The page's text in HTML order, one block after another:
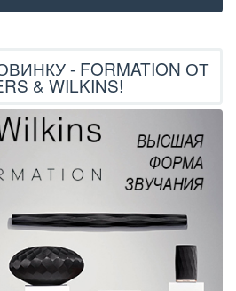
- FORMATION ОТ
& WILKINS!